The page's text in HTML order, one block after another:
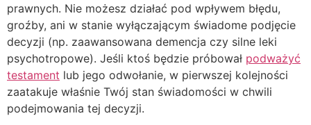
prawnych. Nie możesz działać pod wpływem błędu,
groźby, ani w stanie wyłączającym świadome podjęcie
decyzji (np. zaawansowana demencja czy silne leki
psychotropowe). Jeśli ktoś będzie próbował podważyć
testament lub jego odwołanie, w pierwszej kolejności
zaatakuje właśnie Twój stan świadomości w chwili
podejmowania tej decyzji.